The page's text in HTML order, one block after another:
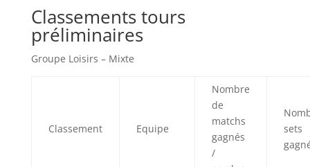
Classements tours
préliminaires
Groupe Loisirs – Mixte
Classement Equipe
Nombre
de
matchs
gagnés
/
sets